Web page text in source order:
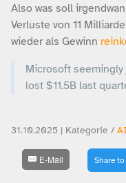
Also was soll
Verluste von 11
wieder als Gewinn
Microsoft
lost $11.5B last
31.10.2025 | Kategorie / AI
E-Mail Share